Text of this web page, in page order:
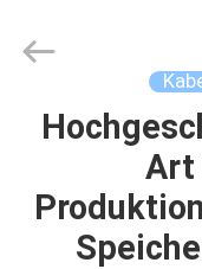
HAUS
PRODUKTE
Rights
Reserved.
Art